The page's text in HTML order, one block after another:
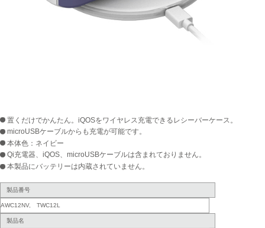
置くだけでかんたん。iQOSをワイヤレス充電できるレシーバーケース。
microUSBケーブルからも充電が可能です。
本体色：ネイビー
Qi充電器、iQOS、microUSBケーブルは含まれておりません。
本製品にバッテリーは内蔵されていません。
製品番号
AWC12NV, TWC12L
製品名